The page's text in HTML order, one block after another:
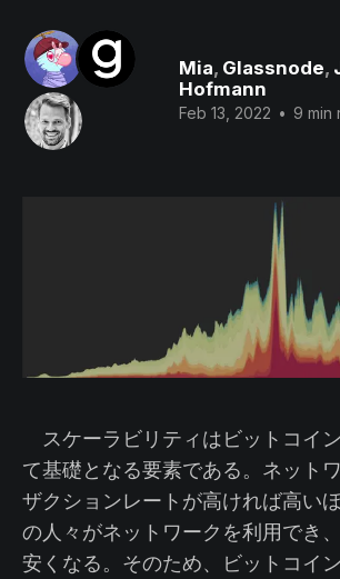
Mia, Glassnode,
Hofmann
Feb 13, 2022 • 9 min
スケーラビリティはビットコイ
て基礎となる要素である。ネット
ザクションレートが高ければ高い
の人々がネットワークを利用でき
安くなる。そのため、ビットコイ